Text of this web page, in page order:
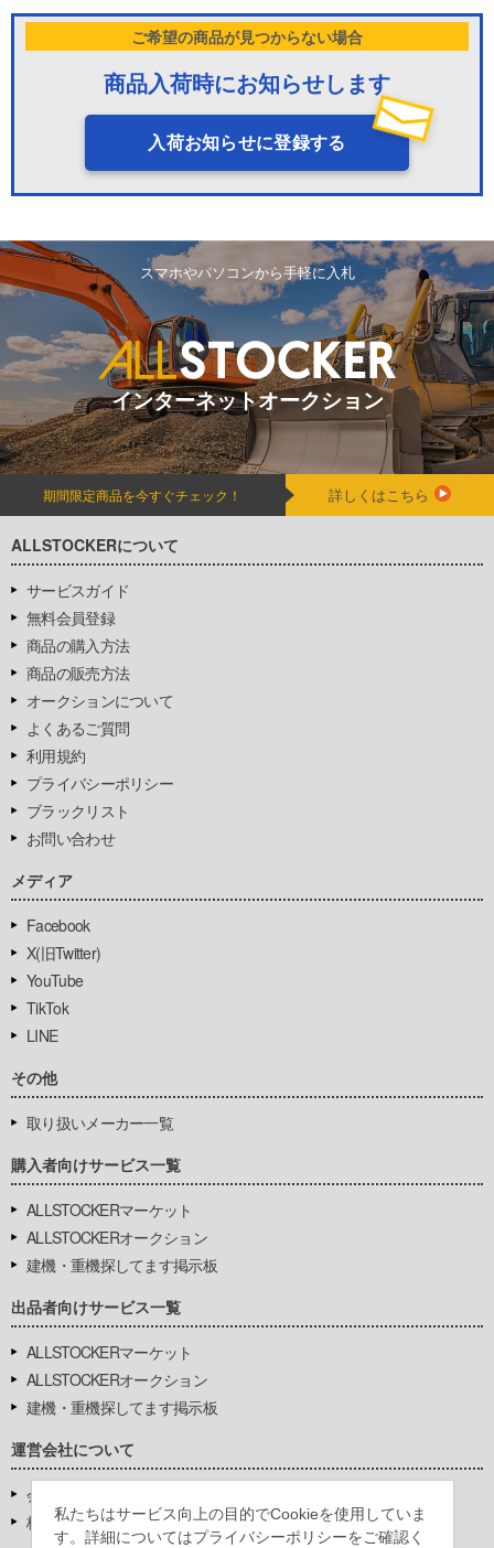
私たちはサービス向上の目的でCookieを使用していま
す。詳細についてはプライバシーポリシーをご確認く
ご希望の商品が見つからない場合
商品入荷時にお知らせします
入荷お知らせに登録する
スマホやパソコンから手軽に入札
インターネットオークション
期間限定商品を今すぐチェック！ 詳しくはこちら
ALLSTOCKERについて
サービスガイド
無料会員登録
商品の購入方法
商品の販売方法
オークションについて
よくあるご質問
利用規約
プライバシーポリシー
ブラックリスト
お問い合わせ
メディア
Facebook
X(旧Twitter)
YouTube
TikTok
LINE
その他
取り扱いメーカー一覧
購入者向けサービス一覧
ALLSTOCKERマーケット
ALLSTOCKERオークション
建機・重機探してます掲示板
出品者向けサービス一覧
ALLSTOCKERマーケット
ALLSTOCKERオークション
建機・重機探してます掲示板
運営会社について
会社基本情報
株式会社豊環境開発